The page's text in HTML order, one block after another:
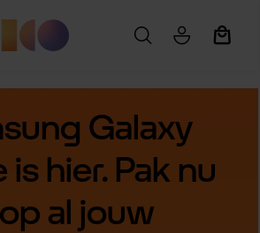
Galaxy
is hier. Pak nu
al jouw